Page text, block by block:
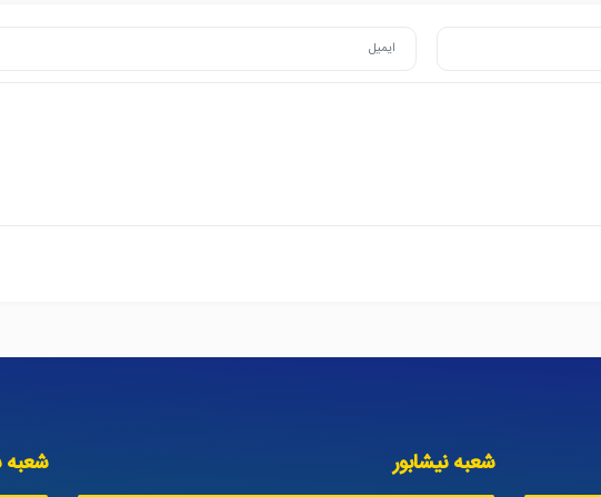
شعبه نیشابور شعبه